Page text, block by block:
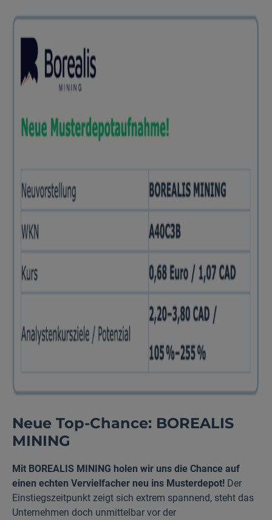
Neue Top-Chance: BOREALIS
MINING
Mit BOREALIS MINING holen wir uns die Chance auf
einen echten Vervielfacher neu ins Muster­depot! Der
Einstiegszeitpunkt zeigt sich extrem spannend, steht das
Unternehmen doch unmittelbar vor der